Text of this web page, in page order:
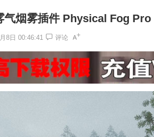
烟雾插件 Physical Fog Pro
8日 00:46:41 评论